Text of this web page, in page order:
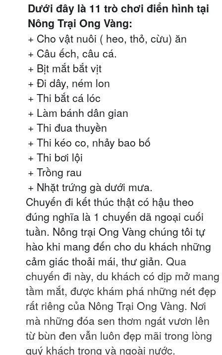
Dưới đây là 11 trò chơi điển hình tại
Nông Trại Ong Vàng:
+ Cho vật nuôi ( heo, thỏ, cừu) ăn
+ Câu ếch, câu cá.
+ Bịt mắt bắt vịt
+ Đi dây, ném lon
+ Thi bắt cá lóc
+ Làm bánh dân gian
+ Thi đua thuyền
+ Thi kéo co, nhảy bao bố
+ Thi bơi lội
+ Trồng rau
+ Nhặt trứng gà dưới mưa.
Chuyến đi kết thúc thật có hậu theo
đúng nghĩa là 1 chuyến dã ngoại cuối
tuần. Nông trại Ong Vàng chúng tôi tự
hào khi mang đến cho du khách những
cảm giác thoải mái, thư giản. Qua
chuyến đi này, du khách có dịp mở mang
tầm mắt, được khám phá những nét đẹp
rất riêng của Nông Trại Ong Vàng. Nơi
mà những đóa sen thơm ngát vươn lên
từ bùn đen vẫn luôn đẹp mãi trong lòng
quý khách trong và ngoài nước.